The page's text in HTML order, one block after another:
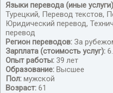
переводы
Языки перевода (иные
Турецкий, Перевод текстов,
Юридический перевод,
перевод
Регион переводов: За
Зарплата (стоимость услуг):
Опыт работы: 39 лет
Образование: Высшее
Пол: мужской
Возраст: 61